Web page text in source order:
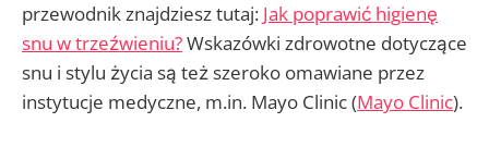
przewodnik znajdziesz tutaj: Jak poprawić higienę
snu w trzeźwieniu?Wskazówki zdrowotne dotyczące
snu i stylu życia są też szeroko omawiane przez
instytucje medyczne, m.in. Mayo Clinic (Mayo Clinic).